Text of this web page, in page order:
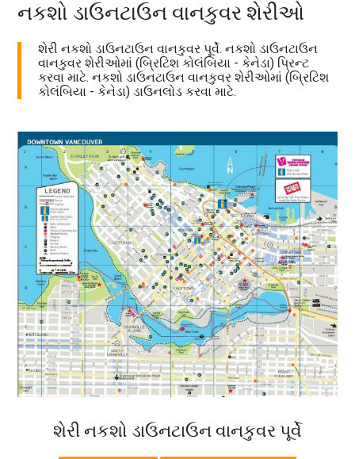
નકશો ડાઉનટાઉન વાનકુવર શેરીઓ
શેરી નકશો ડાઉનટાઉન વાનકુવર પૂર્વે. નકશો ડાઉનટાઉન
વાનકુવર શેરીઓમાં (બ્રિટિશ કોલંબિયા - કેનેડા) પ્રિન્ટ
કરવા માટે. નકશો ડાઉનટાઉન વાનકુવર શેરીઓમાં (બ્રિટિશ
કોલંબિયા - કેનેડા) ડાઉનલોડ કરવા માટે.
શેરી નકશો ડાઉનટાઉન વાનકુવર પૂર્વે